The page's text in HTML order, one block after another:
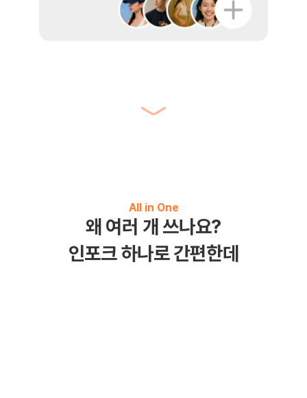
All in One
왜 여러 개 쓰나요?
인포크 하나로 간편한데